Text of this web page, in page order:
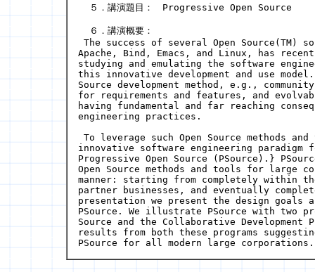
  ５．講演題目：　Progressive Open Source
  ６．講演概要：
The success of several Open Source(TM)
Apache, Bind, Emacs, and Linux, has
studying and emulating the software
this innovative development and use
Source development method, e.g.,
for requirements and features, and
having fundamental and far reaching
engineering practices.
To leverage such Open Source methods
innovative software engineering
Progressive Open Source (PSource).}
Open Source methods and tools for large
manner: starting from completely within
partner businesses, and eventually
presentation we present the design goals
PSource. We illustrate PSource with two
Source and the Collaborative Development
results from both these programs